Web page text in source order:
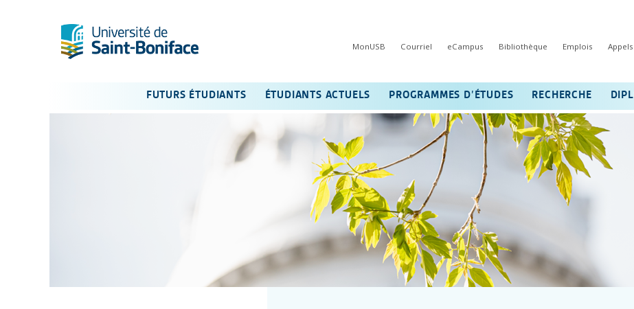
MonUSB Courriel eCampus Bibliothèque Emplois
FUTURS ÉTUDIANTS ÉTUDIANTS ACTUELS PROGRAMMES D’ÉTUDES RECHERCHE